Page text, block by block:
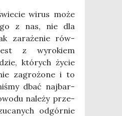
wirus może
z nas, nie dla
zara­że­nie rów­
z wyro­kiem
któ­rych życie
zagro­żo­ne i to
dbać naj­bar­
nale­ży prze­
odgór­nie